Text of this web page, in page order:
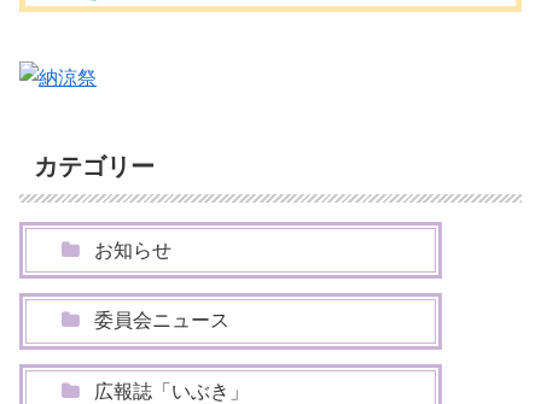
カテゴリー
お知らせ
委員会ニュース
広報誌「いぶき」